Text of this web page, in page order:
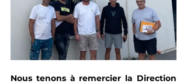
Nous tenons à remercier la Direction